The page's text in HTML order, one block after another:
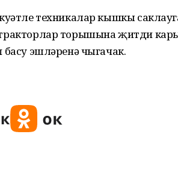
техникалар кышкы
торышына җитди
эшләренә чыгачак.